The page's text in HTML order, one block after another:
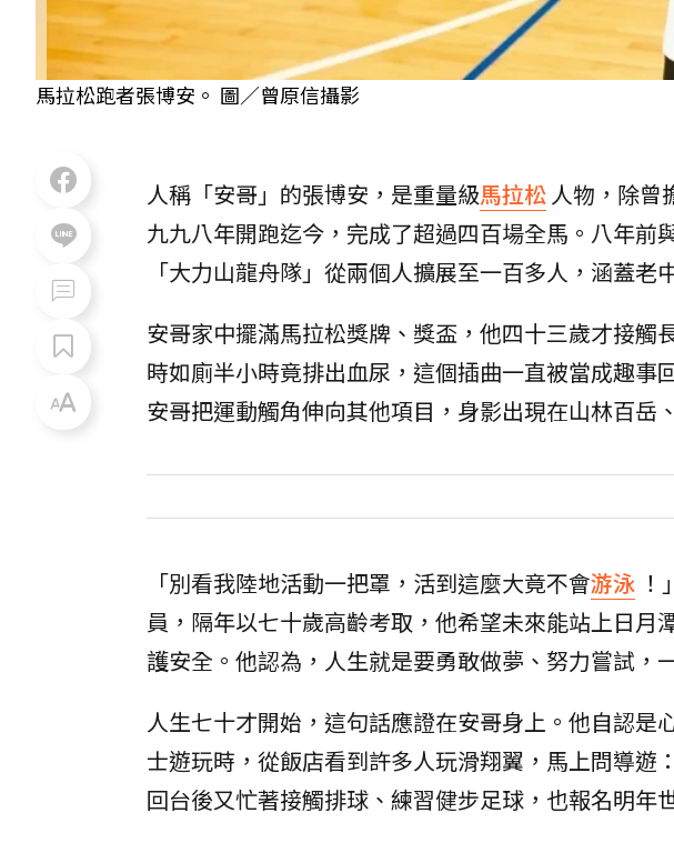
馬拉松跑者張博安。 圖／曾原信攝影
人稱「安哥」的張博安，是重量級馬拉松人物，除曾
九九八年開跑迄今，完成了超過四百場全馬。八年前
「大力山龍舟隊」從兩個人擴展至一百多人，涵蓋老
安哥家中擺滿馬拉松獎牌、獎盃，他四十三歲才接觸
時如廁半小時竟排出血尿，這個插曲一直被當成趣事
安哥把運動觸角伸向其他項目，身影出現在山林百岳
「別看我陸地活動一把罩，活到這麼大竟不會游泳
員，隔年以七十歲高齡考取，他希望未來能站上日月
護安全。他認為，人生就是要勇敢做夢、努力嘗試，
人生七十才開始，這句話應證在安哥身上。他自認是
士遊玩時，從飯店看到許多人玩滑翔翼，馬上問導遊
回台後又忙著接觸排球、練習健步足球，也報名明年